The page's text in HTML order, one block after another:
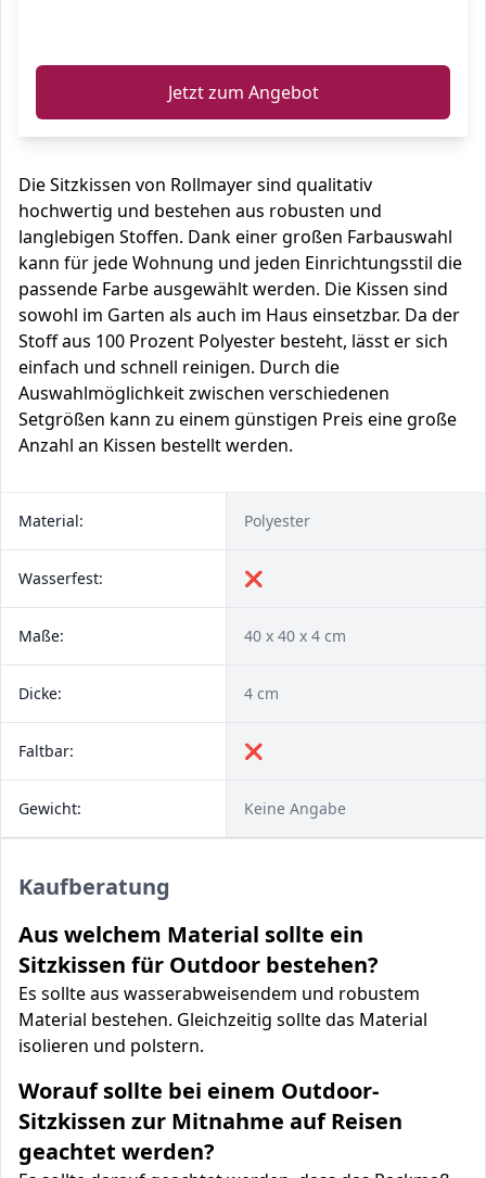
Jetzt zum Angebot
Die Sitzkissen von Rollmayer sind qualitativ
hochwertig und bestehen aus robusten und
langlebigen Stoffen. Dank einer großen Farbauswahl
kann für jede Wohnung und jeden Einrichtungsstil die
passende Farbe ausgewählt werden. Die Kissen sind
sowohl im Garten als auch im Haus einsetzbar. Da der
Stoff aus 100 Prozent Polyester besteht, lässt er sich
einfach und schnell reinigen. Durch die
Auswahlmöglichkeit zwischen verschiedenen
Setgrößen kann zu einem günstigen Preis eine große
Anzahl an Kissen bestellt werden.
Material: Polyester
Wasserfest: ❌
Maße: 40 x 40 x 4 cm
Dicke: 4 cm
Faltbar: ❌
Gewicht: Keine Angabe
Kaufberatung
Aus welchem Material sollte ein
Sitzkissen für Outdoor bestehen?
Es sollte aus wasserabweisendem und robustem
Material bestehen. Gleichzeitig sollte das Material
isolieren und polstern.
Worauf sollte bei einem Outdoor-
Sitzkissen zur Mitnahme auf Reisen
geachtet werden?